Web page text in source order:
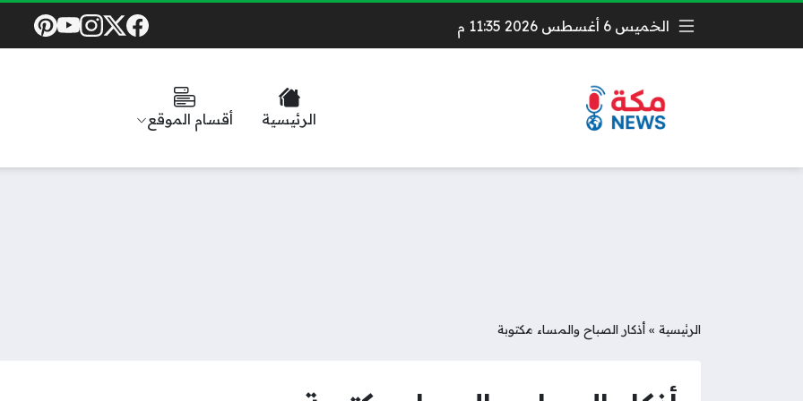
الخميس 6 أغسطس 2026 11:35 م
Social Links
الرئيسية أقسام الموقع
الرئيسية »أذكار الصباح والمساء مكتوبة